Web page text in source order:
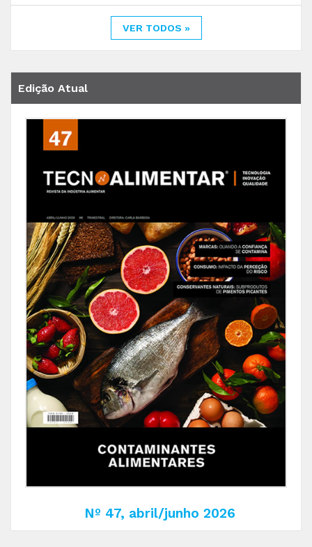
VER TODOS »
Edição Atual
Nº 47, abril/junho 2026